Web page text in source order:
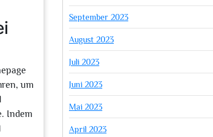
um
Indem
September 2023
August 2023
Juli 2023
Juni 2023
Mai 2023
April 2023